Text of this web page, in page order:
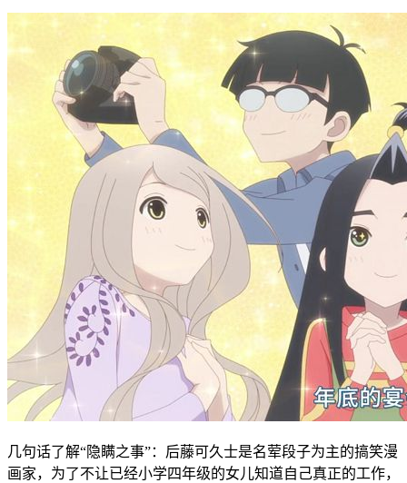
几句话了解“隐瞒之事”：后藤可久士是名荤段子为主的搞笑漫
画家，为了不让已经小学四年级的女儿知道自己真正的工作，